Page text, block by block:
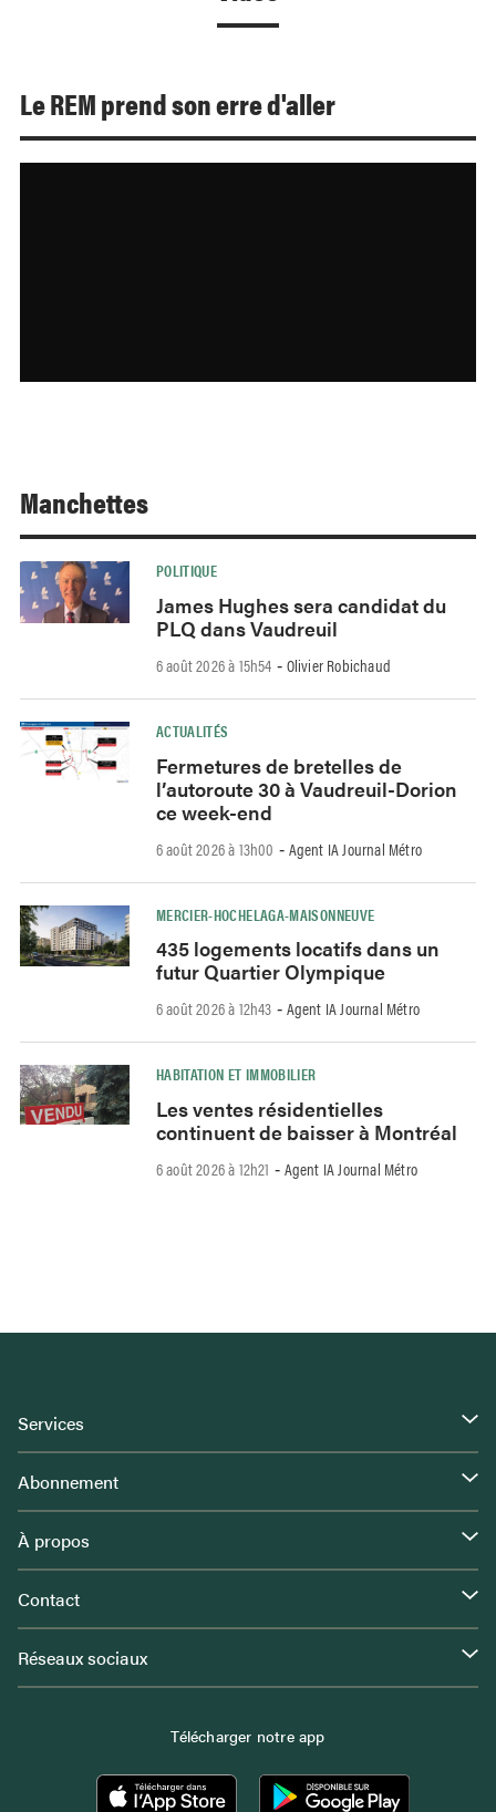
Le REM prend son erre d'aller
Manchettes
POLITIQUE
James Hughes sera candidat du
PLQ dans Vaudreuil
6 août 2026 à 15h54 - Olivier Robichaud
ACTUALITÉS
Fermetures de bretelles de
l’autoroute 30 à Vaudreuil-Dorion
ce week-end
6 août 2026 à 13h00 - Agent IA Journal Métro
MERCIER-HOCHELAGA-MAISONNEUVE
435 logements locatifs dans un
futur Quartier Olympique
6 août 2026 à 12h43 - Agent IA Journal Métro
HABITATION ET IMMOBILIER
Les ventes résidentielles
continuent de baisser à Montréal
6 août 2026 à 12h21 - Agent IA Journal Métro
Services
Abonnement
À propos
Contact
Réseaux sociaux
Télécharger notre app